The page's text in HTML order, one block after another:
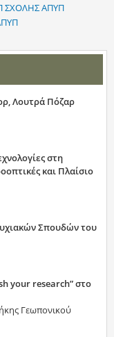
ΣΧΟΛΗΣ ΑΠΥΠ
Λουτρά Πόζαρ
στη
και Πλαίσιο
Σπουδών του
your research” στο
Γεωπονικού